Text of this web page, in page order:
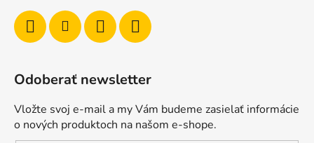
Odoberať newsletter
Vložte svoj e-mail a my Vám budeme zasielať informácie
o nových produktoch na našom e-shope.